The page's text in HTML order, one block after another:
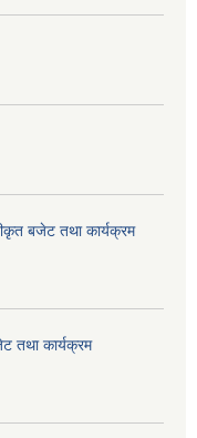
बजेट तथा कार्यक्रम
तथा कार्यक्रम